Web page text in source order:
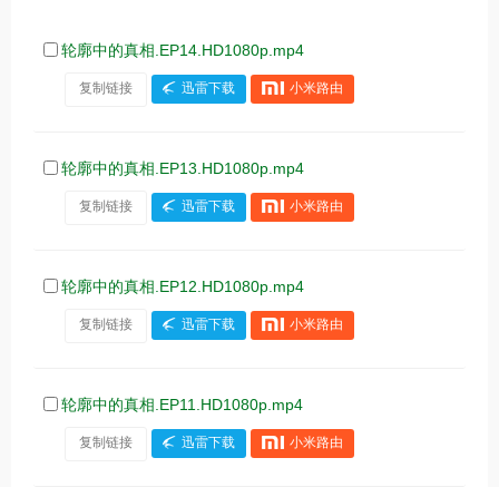
轮廓中的真相.EP14.HD1080p.mp4
复制链接 迅雷下载 小米路由
轮廓中的真相.EP13.HD1080p.mp4
复制链接 迅雷下载 小米路由
轮廓中的真相.EP12.HD1080p.mp4
复制链接 迅雷下载 小米路由
轮廓中的真相.EP11.HD1080p.mp4
复制链接 迅雷下载 小米路由